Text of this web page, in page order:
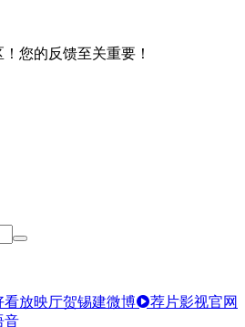
您的反馈至关重要！
看放映厅贺锡建微博
荐片影视官网
音